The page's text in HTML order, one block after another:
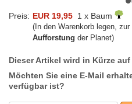
Preis: EUR 19,95 1 x Baum
(In den Warenkorb legen,
Aufforstung der Planet)
Dieser Artikel wird in Kürze
Möchten Sie eine E-Mail
verfügbar ist?